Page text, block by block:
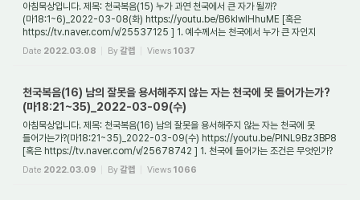
아침묵상입니다. 제목: 천국복음(15) 누가 과연 천국에서 큰 자가 될까?
(마18:1~6)_2022-03-08(화) https://youtu.be/B6klwIHhuME [혹은
https://tv.naver.com/v/25537125 ] 1. 예수께서는 천국에서 누가 큰 자인지
질문하는 제자들에게 무엇이라고 말씀하셨는...
Date 2022.03.08 By갈렙 Views 1037
천국복음(16) 남의 잘못을 용서해주지 않는 자는 천국에 못 들어가는가?
(마18:21~35)_2022-03-09(수)
아침묵상입니다. 제목: 천국복음(16) 남의 잘못을 용서해주지 않는 자는 천국에 못
들어가는가?(마18:21~35)_2022-03-09(수) https://youtu.be/PINL9Bz3BP8
[혹은 https://tv.naver.com/v/25678742 ] 1. 천국에 들어가는 조건은 무엇인가?
천국에 들어가는 조...
Date 2022.03.09 By갈렙 Views 1066